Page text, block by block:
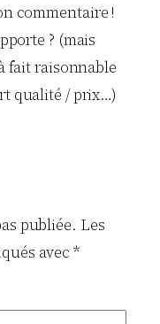
commentaire !
? (mais
fait raisonnable
qualité / prix…)
publiée. Les
avec*